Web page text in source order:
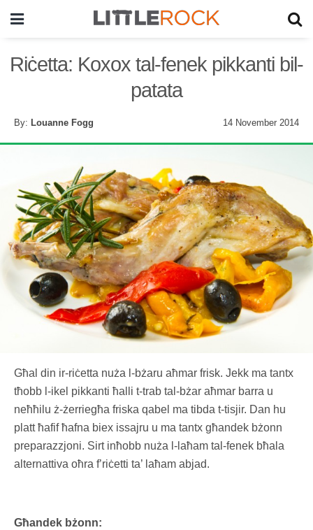
Riċetta: Koxox tal-fenek pikkanti bil-
patata
By: Louanne Fogg 14 November 2014
Għal din ir-riċetta nuża l-bżaru aħmar frisk. Jekk ma tantx
tħobb l-ikel pikkanti ħalli t-trab tal-bżar aħmar barra u
neħħilu ż-żerriegħa friska qabel ma tibda t-tisjir. Dan hu
platt ħafif ħafna biex issajru u ma tantx għandek bżonn
preparazzjoni. Sirt inħobb nuża l-laħam tal-fenek bħala
alternattiva oħra f’riċetti ta’ laħam abjad.
Għandek bżonn: